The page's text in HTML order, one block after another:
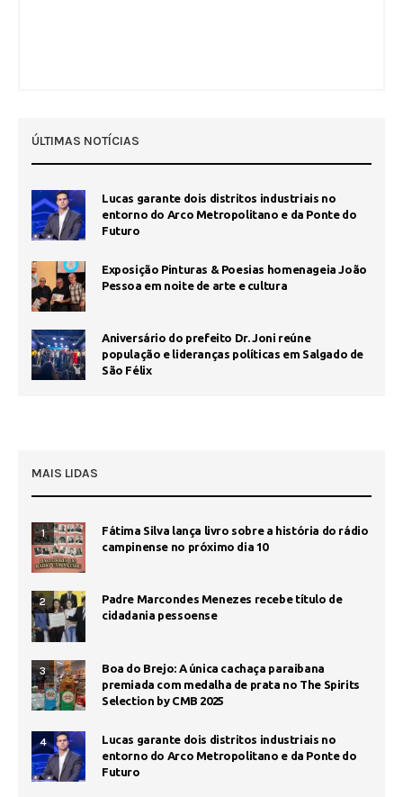
ÚLTIMAS NOTÍCIAS
Lucas garante dois distritos industriais no
entorno do Arco Metropolitano e da Ponte do
Futuro
Exposição Pinturas & Poesias homenageia João
Pessoa em noite de arte e cultura
Aniversário do prefeito Dr. Joni reúne
população e lideranças políticas em Salgado de
São Félix
MAIS LIDAS
1
Fátima Silva lança livro sobre a história do rádio
campinense no próximo dia 10
2
Padre Marcondes Menezes recebe título de
cidadania pessoense
3
Boa do Brejo: A única cachaça paraibana
premiada com medalha de prata no The Spirits
Selection by CMB 2025
4
Lucas garante dois distritos industriais no
entorno do Arco Metropolitano e da Ponte do
Futuro